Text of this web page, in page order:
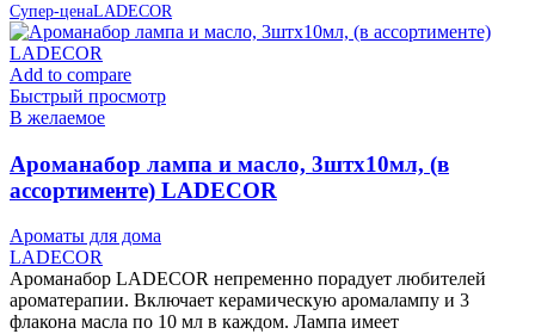
Супер-ценаLADECOR
Add to compare
Быстрый просмотр
В желаемое
Ароманабор лампа и масло, 3штx10мл, (в
ассортименте) LADECOR
Ароматы для дома
LADECOR
Ароманабор LADECOR непременно порадует любителей
ароматерапии. Включает керамическую аромалампу и 3
флакона масла по 10 мл в каждом. Лампа имеет